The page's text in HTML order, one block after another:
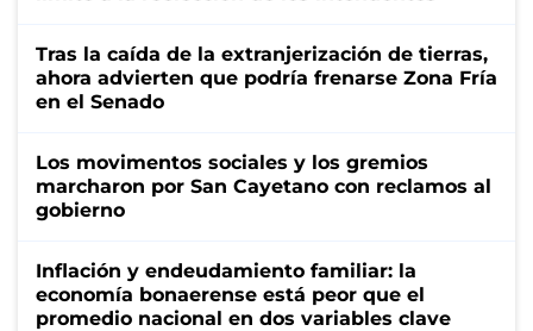
Tras la caída de la extranjerización de tierras,
ahora advierten que podría frenarse Zona Fría
en el Senado
Los movimentos sociales y los gremios
marcharon por San Cayetano con reclamos al
gobierno
Inflación y endeudamiento familiar: la
economía bonaerense está peor que el
promedio nacional en dos variables clave